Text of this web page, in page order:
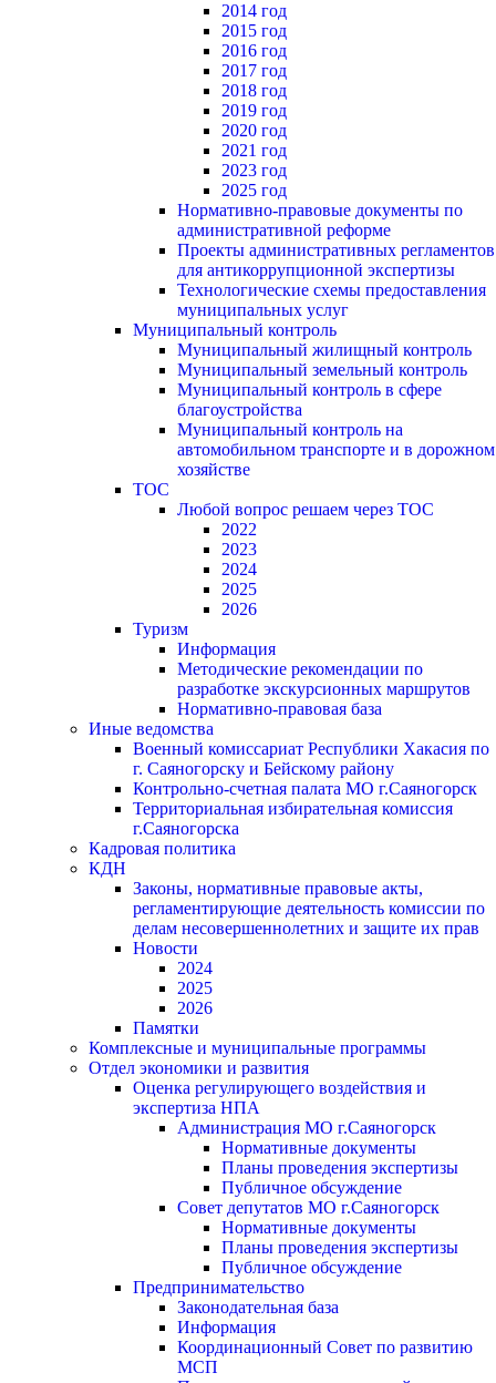
2014 год
2015 год
2016 год
2017 год
2018 год
2019 год
2020 год
2021 год
2023 год
2025 год
Нормативно-правовые документы по
административной реформе
Проекты административных регламентов
для антикоррупционной экспертизы
Технологические схемы предоставления
муниципальных услуг
Муниципальный контроль
Муниципальный жилищный контроль
Муниципальный земельный контроль
Муниципальный контроль в сфере
благоустройства
Муниципальный контроль на
автомобильном транспорте и в дорожном
хозяйстве
ТОС
Любой вопрос решаем через ТОС
2022
2023
2024
2025
2026
Туризм
Информация
Методические рекомендации по
разработке экскурсионных маршрутов
Нормативно-правовая база
Иные ведомства
Военный комиссариат Республики Хакасия по
г. Саяногорску и Бейскому району
Контрольно-счетная палата МО г.Саяногорск
Территориальная избирательная комиссия
г.Саяногорска
Кадровая политика
КДН
Законы, нормативные правовые акты,
регламентирующие деятельность комиссии по
делам несовершеннолетних и защите их прав
Новости
2024
2025
2026
Памятки
Комплексные и муниципальные программы
Отдел экономики и развития
Оценка регулирующего воздействия и
экспертиза НПА
Администрация МО г.Саяногорск
Нормативные документы
Планы проведения экспертизы
Публичное обсуждение
Совет депутатов МО г.Саяногорск
Нормативные документы
Планы проведения экспертизы
Публичное обсуждение
Предпринимательство
Законодательная база
Информация
Координационный Совет по развитию
МСП